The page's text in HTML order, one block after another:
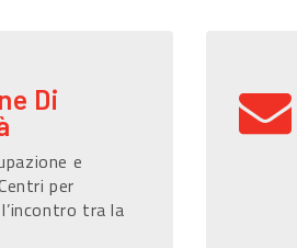
Di
e
per
tra la